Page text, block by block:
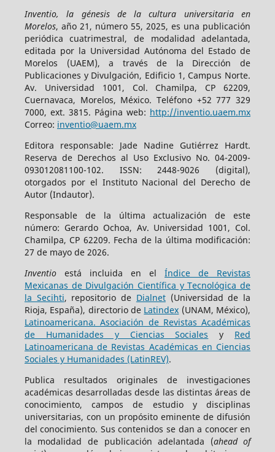
Inventio, la génesis de la cultura universitaria en
Morelos, año 21, número 55, 2025, es una publicación
periódica cuatrimestral, de modalidad adelantada,
editada por la Universidad Autónoma del Estado de
Morelos (UAEM), a través de la Dirección de
Publicaciones y Divulgación, Edificio 1, Campus Norte.
Av. Universidad 1001, Col. Chamilpa, CP 62209,
Cuernavaca, Morelos, México. Teléfono +52 777 329
7000, ext. 3815. Página web: http://inventio.uaem.mx
Correo: inventio@uaem.mx
Editora responsable: Jade Nadine Gutiérrez Hardt.
Reserva de Derechos al Uso Exclusivo No. 04-2009-
093012081100-102. ISSN: 2448-9026 (digital),
otorgados por el Instituto Nacional del Derecho de
Autor (Indautor).
Responsable de la última actualización de este
número: Gerardo Ochoa, Av. Universidad 1001, Col.
Chamilpa, CP 62209. Fecha de la última modificación:
27 de mayo de 2026.
Inventioestá incluida en elÍndice de Revistas
Mexicanas de Divulgación Científica y Tecnológica de
la Secihti, repositorio de Dialnet(Universidad de la
Rioja, España), directorio de Latindex (UNAM, México),
Latinoamericana. Asociación de Revistas Académicas
de Humanidades y Ciencias Sociales y Red
Latinoamericana de Revistas Académicas en Ciencias
Sociales y Humanidades (LatinREV).
Publica resultados originales de investigaciones
académicas desarrolladas desde las distintas áreas de
conocimiento, campos de estudio y disciplinas
universitarias, con un propósito eminente de difusión
del conocimiento. Sus contenidos se dan a conocer en
la modalidad de publicación adelantada (ahead of